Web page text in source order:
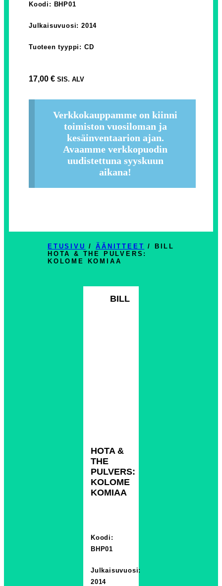
Koodi: BHP01
Julkaisuvuosi: 2014
Tuoteen tyyppi: CD
17,00 € SIS. ALV
Verkkokauppamme on kiinni
toimiston vuosiloman ja
kesäinventaarion ajan.
Avaamme verkkopuodin
uudistettuna syyskuun
aikana!
ETUSIVU /ÄÄNITTEET / BILL
HOTA & THE PULVERS:
KOLOME KOMIAA
BILL
HOTA &
THE
PULVERS:
KOLOME
KOMIAA
Koodi:
BHP01
Julkaisuvuosi:
2014